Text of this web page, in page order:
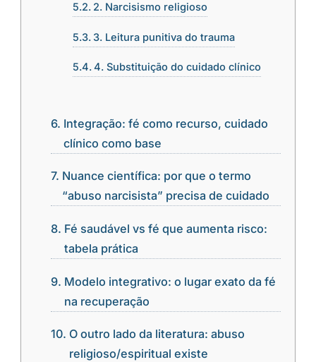
2. Narcisismo religioso
3. Leitura punitiva do trauma
4. Substituição do cuidado clínico
Integração: fé como recurso, cuidado
clínico como base
Nuance científica: por que o termo
“abuso narcisista” precisa de cuidado
Fé saudável vs fé que aumenta risco:
tabela prática
Modelo integrativo: o lugar exato da fé
na recuperação
O outro lado da literatura: abuso
religioso/espiritual existe